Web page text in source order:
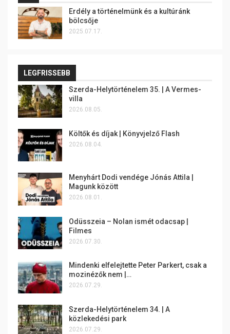
Erdély a történelmünk és a kultúránk
bölcsője
2025.07.17.
LEGFRISSEBB
Szerda-Helytörténelem 35. | A Vermes-
villa
2026.08.05.
Költők és díjak | Könyvjelző Flash
2026.08.04.
Menyhárt Dodi vendége Jónás Attila |
Magunk között
2026.08.01.
Odüsszeia – Nolan ismét odacsap |
Filmes
2026.07.30.
Mindenki elfelejtette Peter Parkert, csak a
mozinézők nem |…
2026.07.29.
Szerda-Helytörténelem 34. | A
közlekedési park
2026.07.29.